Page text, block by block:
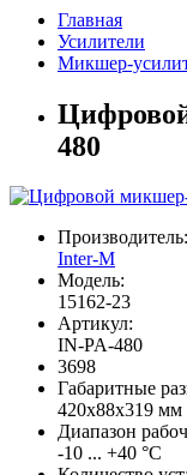
Главная
Усилители
Микшер-
480
Производитель:
Inter-M
Модель:
15162-23
Артикул:
IN-PA-480
3698
Габаритные
420x88x319 мм
Диапазон
-10 ... +40 °C